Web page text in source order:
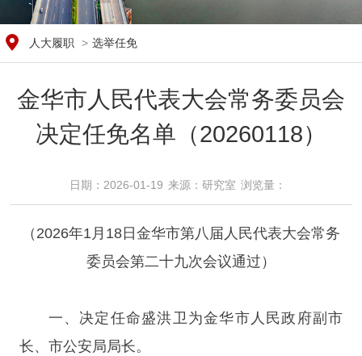
人大履职 > 选举任免
金华市人民代表大会常务委员会
决定任免名单（20260118）
日期：2026-01-19 来源：研究室 浏览量：​
（2026年1月18日金华市第八届人民代表大会常务
委员会第二十九次会议通过）
一、决定任命盛洪卫为金华市人民政府副市
长、市公安局局长。